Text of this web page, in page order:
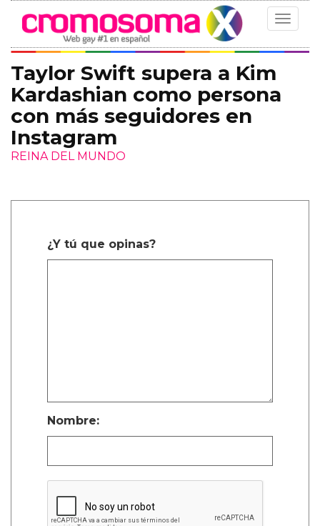
Toggle
Taylor Swift supera a Kim
Kardashian como persona
con más seguidores en
Instagram
REINA DEL MUNDO
¿Y tú que opinas?
Nombre: